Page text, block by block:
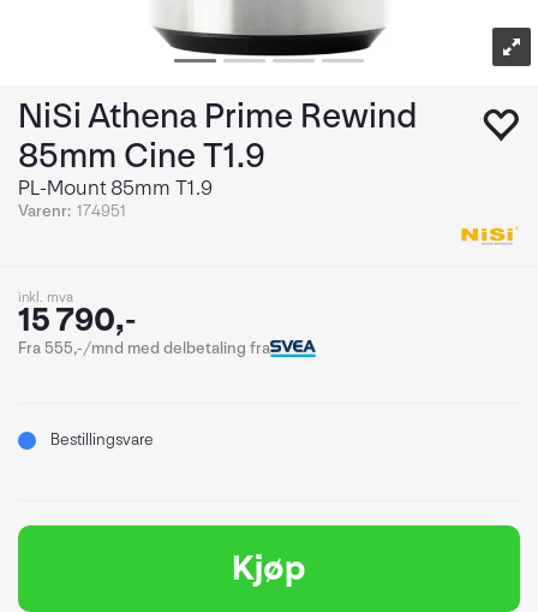
NiSi Athena Prime Rewind
85mm Cine T1.9
PL-Mount 85mm T1.9
Varenr: 174951
inkl. mva
15 790,-
Fra 555,-/mnd med delbetaling fra
Bestillingsvare
Kjøp